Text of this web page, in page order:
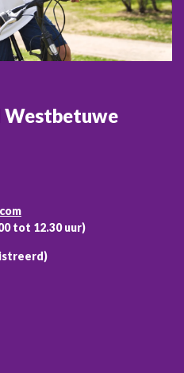
Westbetuwe
tot 12.30 uur)